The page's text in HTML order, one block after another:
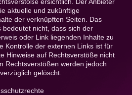
aktuelle und zukünftige
der verknüpften Seiten. Das
nicht, dass sich der
oder Link liegenden Inhalte zu
Kontrolle der externen Links ist für
Hinweise auf Rechtsverstöße nicht
Rechtsverstößen werden jedoch
gelöscht.